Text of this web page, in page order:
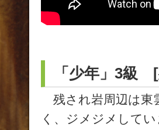
「少年」3級
残され岩周辺は東
く、ジメジメして